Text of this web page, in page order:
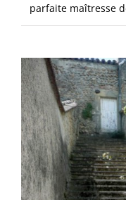
parfaite maîtresse